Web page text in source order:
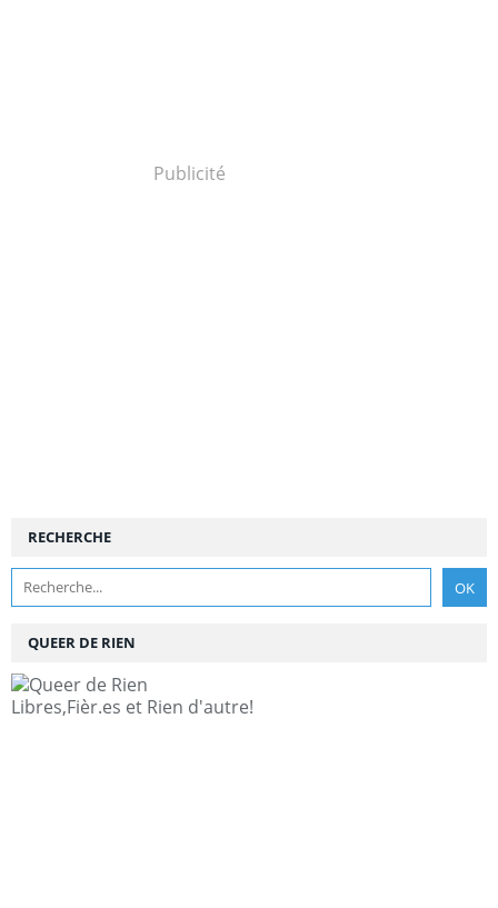
Publicité
RECHERCHE
QUEER DE RIEN
Libres,Fièr.es et Rien d'autre!